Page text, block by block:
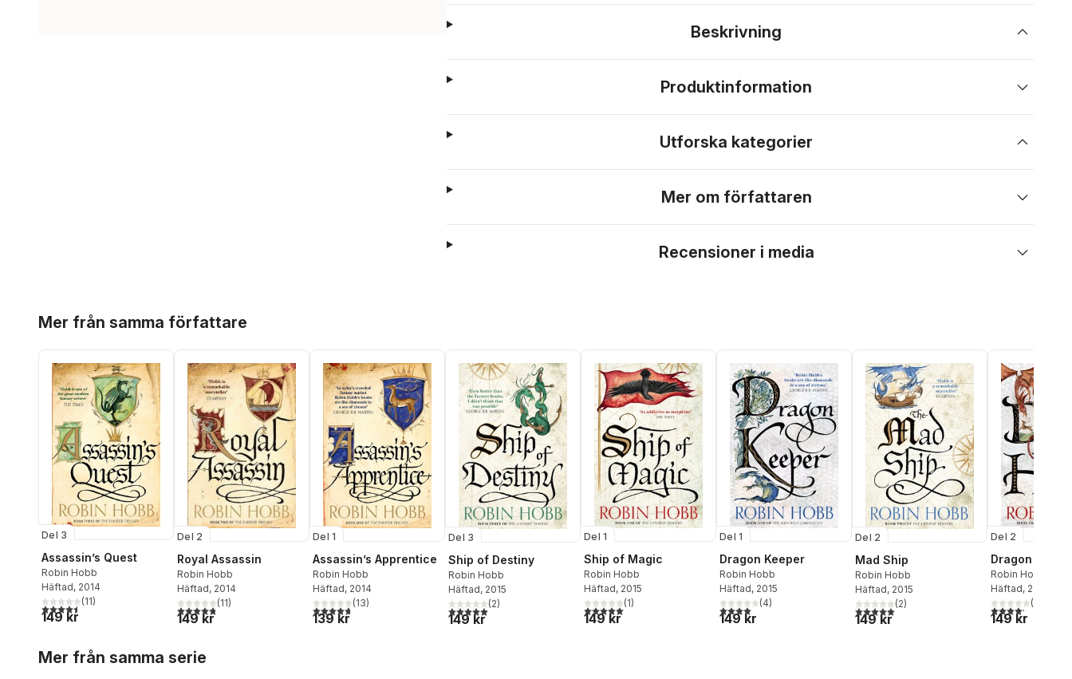
Beskrivning
Produktinformation
Utforska kategorier
Mer om författaren
Recensioner i media
Mer från samma författare
Del 3
Assassin’s Quest
Robin Hobb
Häftad, 2014
4,5utav 5 stjärnor. Totalt antal röster:
(11)
149 kr
Del 2
Royal Assassin
Robin Hobb
Häftad, 2014
4,8utav 5 stjärnor. Totalt antal röster:
(11)
149 kr
Del 1
Assassin’s Apprentice
Robin Hobb
Häftad, 2014
4,7utav 5 stjärnor. Totalt antal röster:
(13)
139 kr
Del 3
Ship of Destiny
Robin Hobb
Häftad, 2015
5,0utav 5 stjärnor. Totalt antal röster:
(2)
149 kr
Del 1
Ship of Magic
Robin Hobb
Häftad, 2015
5,0utav 5 stjärnor. Totalt antal röster:
(1)
149 kr
Del 1
Dragon Keeper
Robin Hobb
Häftad, 2015
4,0utav 5 stjärnor. Totalt antal röster:
(4)
149 kr
Del 2
Mad Ship
Robin Hobb
Häftad, 2015
5,0utav 5 stjärnor. Totalt antal röster:
(2)
149 kr
Del 2
Dragon Haven
Robin Hobb
Häftad, 2015
4,2utav 5(
149 kr
Mer från samma serie